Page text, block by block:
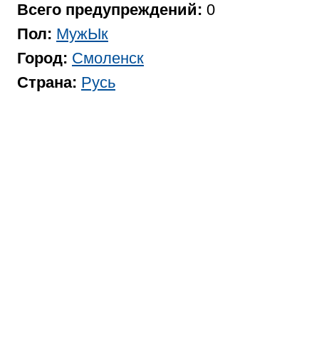
Всего предупреждений: 0
Пол: МужЫк
Город: Смоленск
Страна: Русь